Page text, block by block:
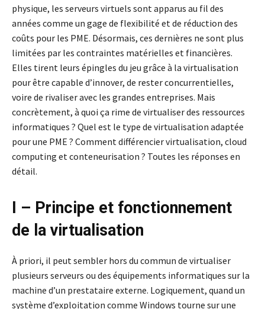
physique, les serveurs virtuels sont apparus au fil des
années comme un gage de flexibilité et de réduction des
coûts pour les PME. Désormais, ces dernières ne sont plus
limitées par les contraintes matérielles et financières.
Elles tirent leurs épingles du jeu grâce à la virtualisation
pour être capable d’innover, de rester concurrentielles,
voire de rivaliser avec les grandes entreprises. Mais
concrètement, à quoi ça rime de virtualiser des ressources
informatiques ? Quel est le type de virtualisation adaptée
pour une PME ? Comment différencier virtualisation, cloud
computing et conteneurisation ? Toutes les réponses en
détail.
I – Principe et fonctionnement
de la virtualisation
À priori, il peut sembler hors du commun de virtualiser
plusieurs serveurs ou des équipements informatiques sur la
machine d’un prestataire externe. Logiquement, quand un
système d’exploitation comme Windows tourne sur une